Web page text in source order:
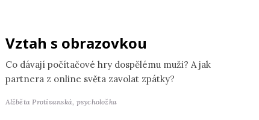
Vztah s obrazovkou
Co dávají počítačové hry dospělému muži? A jak
partnera z online světa zavolat zpátky?
Alžběta Protivanská, psycholožka